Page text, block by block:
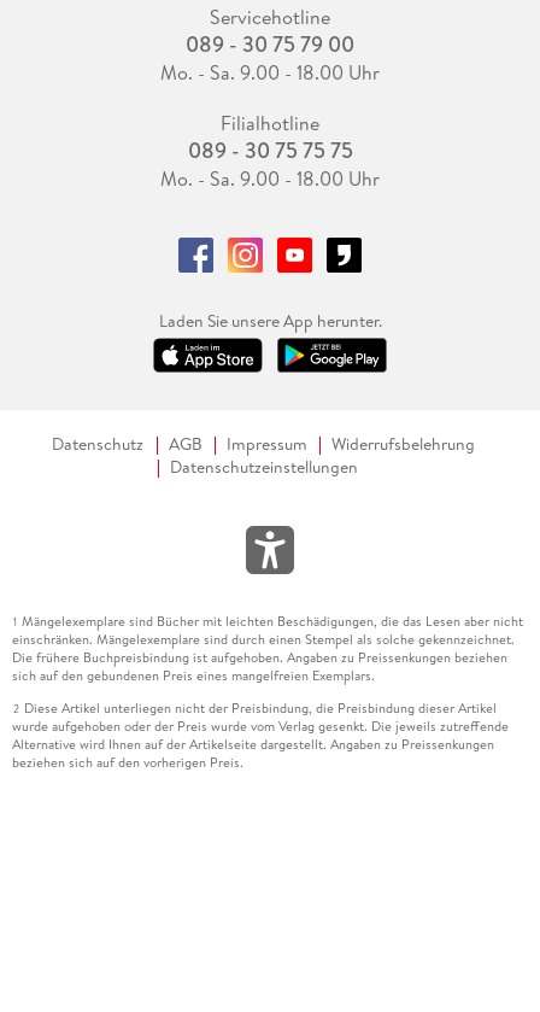
Servicehotline
089 - 30 75 79 00
Mo. - Sa. 9.00 - 18.00 Uhr
Filialhotline
089 - 30 75 75 75
Mo. - Sa. 9.00 - 18.00 Uhr
Laden Sie unsere App herunter.
Datenschutz AGB Impressum
Widerrufsbelehrung
Datenschutzeinstellungen
1 Mängelexemplare sind Bücher mit leichten Beschädigungen, die das Lesen aber nicht
einschränken. Mängelexemplare sind durch einen Stempel als solche gekennzeichnet.
Die frühere Buchpreisbindung ist aufgehoben. Angaben zu Preissenkungen beziehen
sich auf den gebundenen Preis eines mangelfreien Exemplars.
2 Diese Artikel unterliegen nicht der Preisbindung, die Preisbindung dieser Artikel
wurde aufgehoben oder der Preis wurde vom Verlag gesenkt. Die jeweils zutreffende
Alternative wird Ihnen auf der Artikelseite dargestellt. Angaben zu Preissenkungen
beziehen sich auf den vorherigen Preis.